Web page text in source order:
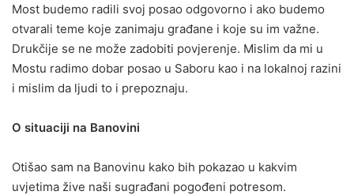
Most budemo radili svoj posao odgovorno i ako budemo
otvarali teme koje zanimaju građane i koje su im važne.
Drukčije se ne može zadobiti povjerenje. Mislim da mi u
Mostu radimo dobar posao u Saboru kao i na lokalnoj razini
i mislim da ljudi to i prepoznaju.
O situaciji na Banovini
Otišao sam na Banovinu kako bih pokazao u kakvim
uvjetima žive naši sugrađani pogođeni potresom.